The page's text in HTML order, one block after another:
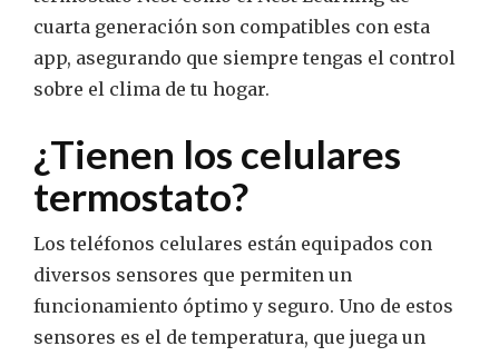
cuarta generación son compatibles con esta
app, asegurando que siempre tengas el control
sobre el clima de tu hogar.
¿Tienen los celulares
termostato?
Los teléfonos celulares están equipados con
diversos sensores que permiten un
funcionamiento óptimo y seguro. Uno de estos
sensores es el de temperatura, que juega un